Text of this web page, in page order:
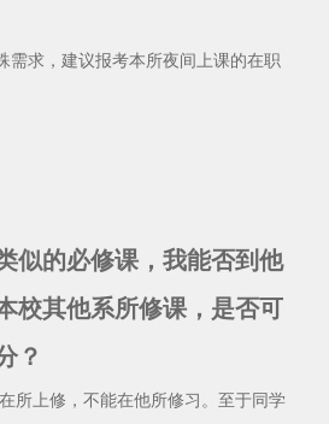
求，建议报考本所夜间上课的在职
似的必修课，我能否到他
校其他系所修课，是否可
？
所上修，不能在他所修习。至于同学